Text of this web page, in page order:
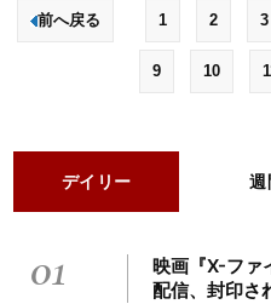
前へ戻る 1 2 3
9 10
デイリー 週
01
映画『X-ファ
配信、封印さ